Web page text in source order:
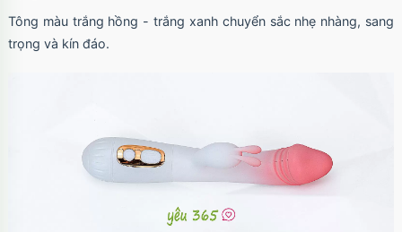
Tông màu trắng hồng - trắng xanh chuyển sắc nhẹ nhàng, sang
trọng và kín đáo.